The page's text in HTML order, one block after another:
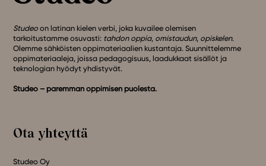
Studeo on latinan kielen verbi, joka kuvailee olemisen
tarkoitustamme osuvasti: tahdon oppia, omistaudun, opiskelen.
Olemme sähköisten oppimateriaalien kustantaja. Suunnittelemme
oppimateriaaleja, joissa pedagogisuus, laadukkaat sisällöt ja
teknologian hyödyt yhdistyvät.
Studeo – paremman oppimisen puolesta.
Ota yhteyttä
Studeo Oy